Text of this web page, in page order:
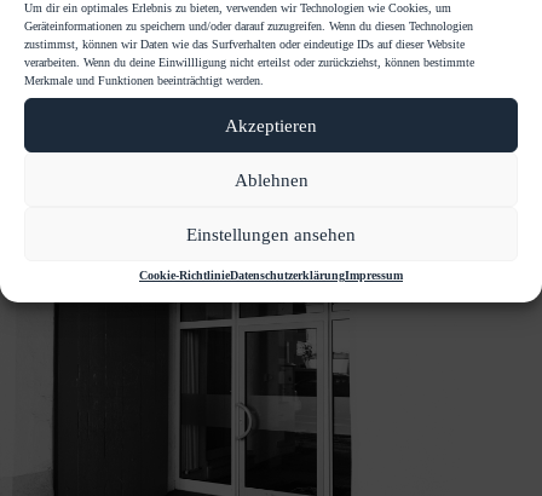
Um dir ein optimales Erlebnis zu bieten, verwenden wir Technologien wie Cookies, um
Geräteinformationen zu speichern und/oder darauf zuzugreifen. Wenn du diesen Technologien
zustimmst, können wir Daten wie das Surfverhalten oder eindeutige IDs auf dieser Website
verarbeiten. Wenn du deine Einwillligung nicht erteilst oder zurückziehst, können bestimmte
Merkmale und Funktionen beeinträchtigt werden.
Akzeptieren
Ablehnen
Einstellungen ansehen
Cookie-RichtlinieDatenschutzerklärungImpressum